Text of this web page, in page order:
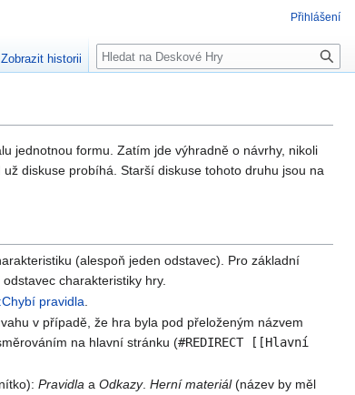
jednotnou formu. Zatím jde výhradně o návrhy, nikoli
diskuse probíhá. Starší diskuse tohoto druhu jsou na
(alespoň jeden odstavec). Pro základní
charakteristiky hry.
pravidla
v případě, že hra byla pod přeloženým názvem
na hlavní stránku (#REDIRECT [[Hlavní
Pravidla aOdkazy.Herní materiál(název by měl
Přihlášení
Zobrazit historii Hledat